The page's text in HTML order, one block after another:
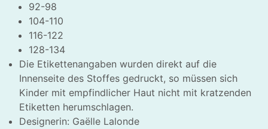
92-98
104-110
116-122
128-134
Die Etikettenangaben wurden direkt auf die
Innenseite des Stoffes gedruckt, so müssen sich
Kinder mit empfindlicher Haut nicht mit kratzenden
Etiketten herumschlagen.
Designerin: Gaëlle Lalonde